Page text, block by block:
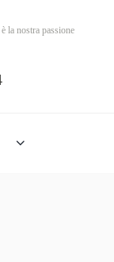
la nostra passione